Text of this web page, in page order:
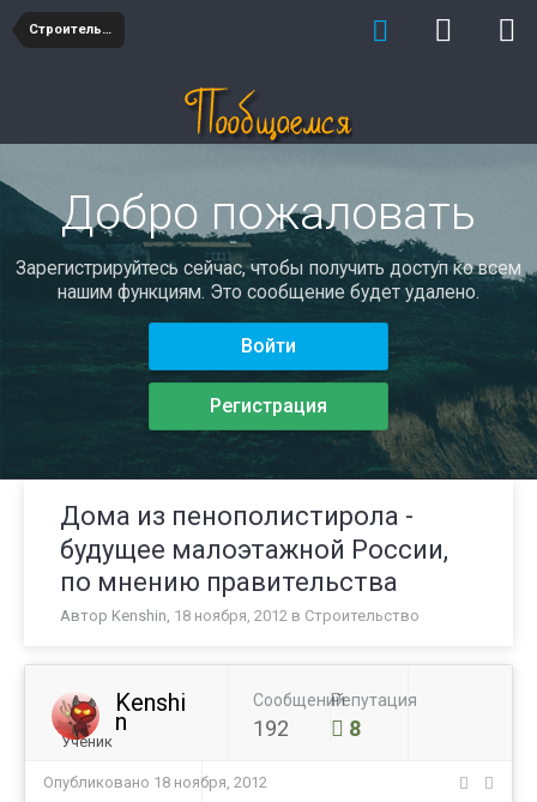
Строительство
Добро пожаловать
Зарегистрируйтесь сейчас, чтобы получить доступ ко всем
нашим функциям. Это сообщение будет удалено.
Войти
Регистрация
Дома из пенополистирола -
будущее малоэтажной России,
по мнению правительства
Автор Kenshin, 18 ноября, 2012 в Строительство
Kenshi
n
Ученик
Сообщений
192
Репутация
8
Опубликовано 18 ноября, 2012